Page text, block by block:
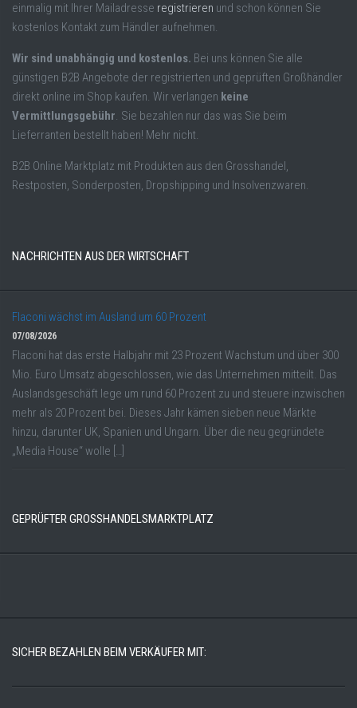
einmalig mit Ihrer Mailadresse registrieren und schon können Sie
kostenlos Kontakt zum Händler aufnehmen.
Wir sind unabhängig und kostenlos. Bei uns können Sie alle
günstigen B2B Angebote der registrierten und geprüften Großhändler
direkt online im Shop kaufen. Wir verlangen keine
Vermittlungsgebühr. Sie bezahlen nur das was Sie beim
Lieferranten bestellt haben! Mehr nicht.
B2B Online Marktplatz mit Produkten aus den Grosshandel,
Restposten, Sonderposten, Dropshipping und Insolvenzwaren.
NACHRICHTEN AUS DER WIRTSCHAFT
Flaconi wächst im Ausland um 60 Prozent
07/08/2026
Flaconi hat das erste Halbjahr mit 23 Prozent Wachstum und über 300
Mio. Euro Umsatz abgeschlossen, wie das Unternehmen mitteilt. Das
Auslandsgeschäft lege um rund 60 Prozent zu und steuere inzwischen
mehr als 20 Prozent bei. Dieses Jahr kämen sieben neue Märkte
hinzu, darunter UK, Spanien und Ungarn. Über die neu gegründete
„Media House“ wolle […]
GEPRÜFTER GROSSHANDELSMARKTPLATZ
SICHER BEZAHLEN BEIM VERKÄUFER MIT: